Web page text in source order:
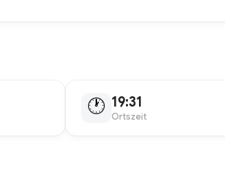
🕐 19:31
Ortszeit